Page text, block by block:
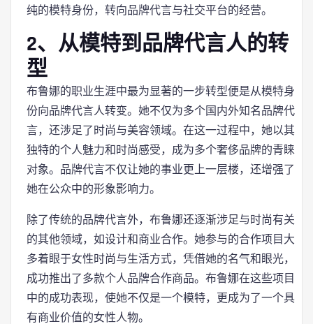
纯的模特身份，转向品牌代言与社交平台的经营。
2、从模特到品牌代言人的转
型
布鲁娜的职业生涯中最为显著的一步转型便是从模特身
份向品牌代言人转变。她不仅为多个国内外知名品牌代
言，还涉足了时尚与美容领域。在这一过程中，她以其
独特的个人魅力和时尚感受，成为多个奢侈品牌的青睐
对象。品牌代言不仅让她的事业更上一层楼，还增强了
她在公众中的形象影响力。
除了传统的品牌代言外，布鲁娜还逐渐涉足与时尚有关
的其他领域，如设计和商业合作。她参与的合作项目大
多着眼于女性时尚与生活方式，凭借她的名气和眼光，
成功推出了多款个人品牌合作商品。布鲁娜在这些项目
中的成功表现，使她不仅是一个模特，更成为了一个具
有商业价值的女性人物。